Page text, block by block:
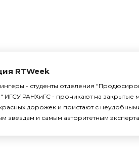
RTWeek
- студенты отделения
ИГСУ РАНХиГС - проникают на закрытые
дорожек и пристают с
звездам и самым авторитетным